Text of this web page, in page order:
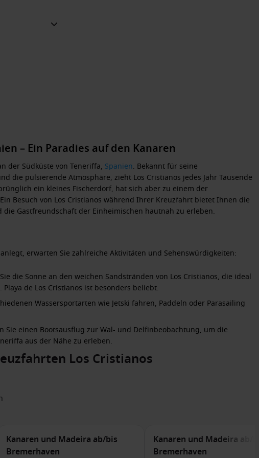
– Ein Paradies auf den Kanaren
der Südküste von Teneriffa, Spanien. Bekannt für seine
die pulsierende Atmosphäre, zieht Los Cristianos jedes Jahr Tausende
ein kleines Fischerdorf, hat sich aber zu einem der
Besuch von Los Cristianos während Ihrer Kreuzfahrt bietet Ihnen die
die Gastfreundschaft der Einheimischen hautnah zu erleben.
erwarten Sie zahlreiche Aktivitäten und Sehenswürdigkeiten:
die Sonne an den weichen Sandstränden von Los Cristianos, die ideal
de Los Cristianos ist besonders beliebt.
Wassersportarten wie Jetski fahren, Paddeln oder Parasailing
Sie einen Bootsausflug zur Wal- und Delfinbeobachtung, um die
aus der Nähe zu erleben.
Sie entlang der belebten Uferpromenade und genießen Sie die
die lokale Köstlichkeiten anbieten.
,Spanien : Die charmante Hauptstadt der Insel La Palma.
Parque de la Alameda oder genießen Sie den Blick vom
Los Cristianos
Kanaren und Madeira ab/bis
Bremerhaven
Kanaren und Madeira ab/bis
Bremerhaven